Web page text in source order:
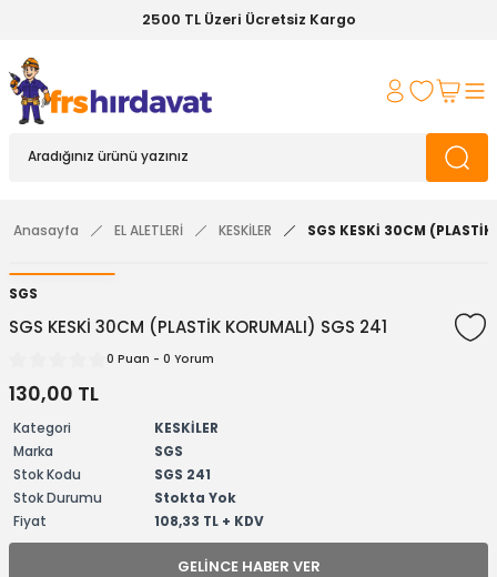
2500 TL Üzeri Ücretsiz Kargo
Anasayfa EL ALETLERİ KESKİLER SGS KESKİ 30CM
SGS
SGS KESKİ 30CM (PLASTİK KORUMALI) SGS 241
0 Puan - 0 Yorum
130,00 TL
Kategori
KESKİLER
Marka
SGS
Stok Kodu
SGS 241
Stok Durumu
Stokta Yok
Fiyat
108,33 TL + KDV
GELINCE HABER VER